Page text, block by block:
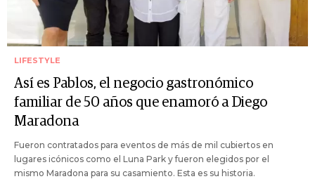
LIFESTYLE
Así es Pablos, el negocio gastronómico
familiar de 50 años que enamoró a Diego
Maradona
Fueron contratados para eventos de más de mil cubiertos en
lugares icónicos como el Luna Park y fueron elegidos por el
mismo Maradona para su casamiento. Esta es su historia.